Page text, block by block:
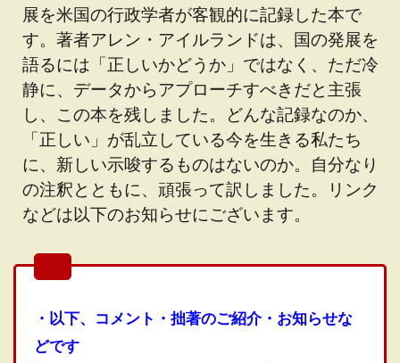
展を米国の行政学者が客観的に記録した本で
す。著者アレン・アイルランドは、国の発展を
語るには「正しいかどうか」ではなく、ただ冷
静に、データからアプローチすべきだと主張
し、この本を残しました。どんな記録なのか、
「正しい」が乱立している今を生きる私たち
に、新しい示唆するものはないのか。自分なり
の注釈とともに、頑張って訳しました。リンク
などは以下のお知らせにございます。
・以下、コメント・拙著のご紹介・お知らせな
どです